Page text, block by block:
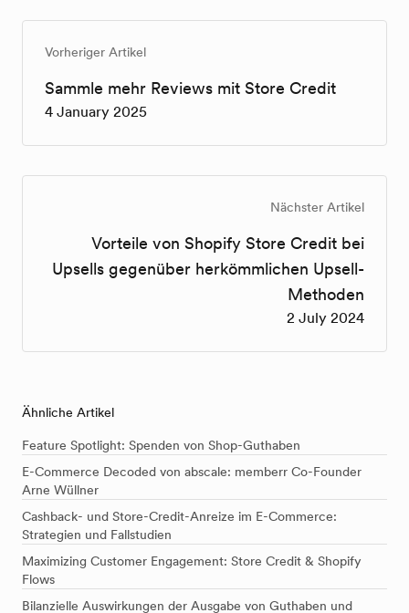
Vorheriger Artikel
Sammle mehr Reviews mit Store Credit
4 January 2025
Nächster Artikel
Vorteile von Shopify Store Credit bei
Upsells gegenüber herkömmlichen Upsell-
Methoden
2 July 2024
Ähnliche Artikel
Feature Spotlight: Spenden von Shop-Guthaben
E-Commerce Decoded von abscale: memberr Co-Founder
Arne Wüllner
Cashback- und Store-Credit-Anreize im E-Commerce:
Strategien und Fallstudien
Maximizing Customer Engagement: Store Credit & Shopify
Flows
Bilanzielle Auswirkungen der Ausgabe von Guthaben und